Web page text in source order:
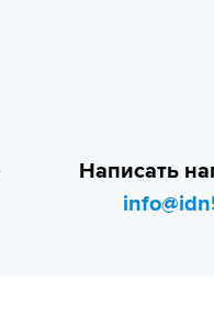
Написать